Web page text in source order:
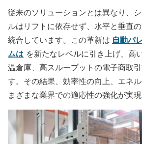
従来のソリューションとは異なり、
ルはリフトに依存せず、水平と垂直
統合しています。この革新は 自動パ
ムは を新たなレベルに引き上げ、高
温倉庫、高スループットの電子商取
す。その結果、効率性の向上、エネ
まざまな業界での適応性の強化が実現